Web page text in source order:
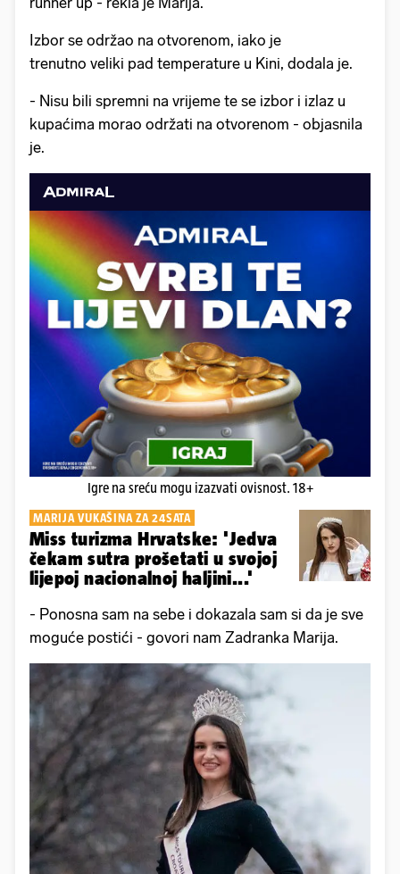
Izbor se održao na otvorenom, iako je
trenutno veliki pad temperature u Kini, dodala je.
- Nisu bili spremni na vrijeme te se izbor i izlaz u
kupaćima morao održati na otvorenom - objasnila
je.
Igre na sreću mogu izazvati ovisnost. 18+
MARIJA VUKAŠINA ZA 24SATA
Miss turizma Hrvatske: 'Jedva
čekam sutra prošetati u svojoj
lijepoj nacionalnoj haljini...'
- Ponosna sam na sebe i dokazala sam si da je sve
moguće postići - govori nam Zadranka Marija.